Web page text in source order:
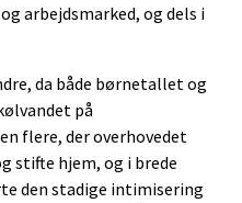
arbejdsmarked, og dels i
da både børnetallet og
på
flere, der overhovedet
stifte hjem, og i brede
den stadige intimisering